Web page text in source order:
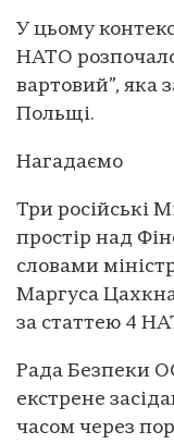
У цьому
НАТО
вартовий”, яка
Польщі.
Нагадаємо
Три російські
простір над
словами
Маргуса
за статтею 4
Рада Безпеки
екстрене
часом через